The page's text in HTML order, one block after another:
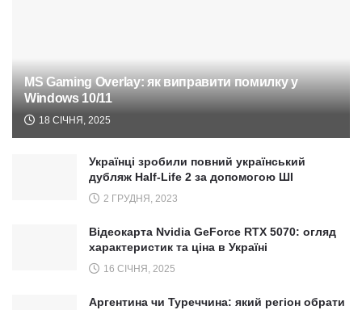
MS Gaming Overlay: як виправити помилку у
Windows 10/11
18 СІЧНЯ, 2025
Українці зробили повний український
дубляж Half-Life 2 за допомогою ШІ
2 ГРУДНЯ, 2023
Відеокарта Nvidia GeForce RTX 5070: огляд
характеристик та ціна в Україні
16 СІЧНЯ, 2025
Аргентина чи Туреччина: який регіон обрати